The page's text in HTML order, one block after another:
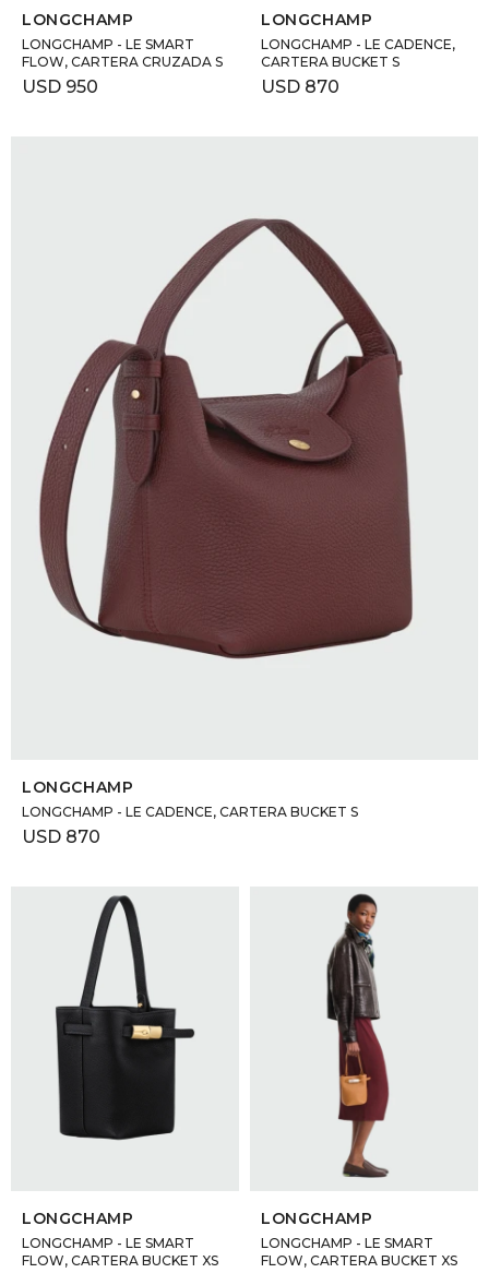
LONGCHAMP
LONGCHAMP - LE SMART
FLOW, CARTERA CRUZADA S
USD 950
LONGCHAMP
LONGCHAMP - LE CADENCE,
CARTERA BUCKET S
USD 870
LONGCHAMP
LONGCHAMP - LE CADENCE, CARTERA BUCKET S
USD 870
LONGCHAMP
LONGCHAMP - LE SMART
FLOW, CARTERA BUCKET XS
SELECCIONAR TALLE
LONGCHAMP
LONGCHAMP - LE SMART
FLOW, CARTERA BUCKET XS